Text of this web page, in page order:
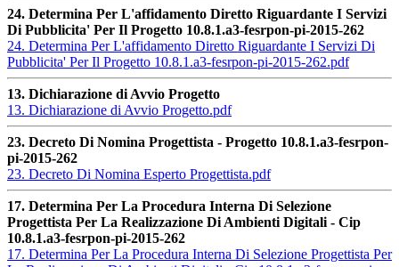
24. Determina Per L'affidamento Diretto Riguardante I Servizi
Di Pubblicita' Per Il Progetto 10.8.1.a3-fesrpon-pi-2015-262
24. Determina Per L'affidamento Diretto Riguardante I Servizi Di
Pubblicita' Per Il Progetto 10.8.1.a3-fesrpon-pi-2015-262.pdf
13. Dichiarazione di Avvio Progetto
13. Dichiarazione di Avvio Progetto.pdf
23. Decreto Di Nomina Progettista - Progetto 10.8.1.a3-fesrpon-
pi-2015-262
23. Decreto Di Nomina Esperto Progettista.pdf
17. Determina Per La Procedura Interna Di Selezione
Progettista Per La Realizzazione Di Ambienti Digitali - Cip
10.8.1.a3-fesrpon-pi-2015-262
17. Determina Per La Procedura Interna Di Selezione Progettista Per